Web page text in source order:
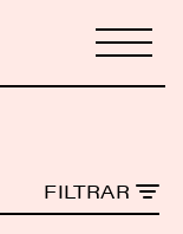
FILTRAR